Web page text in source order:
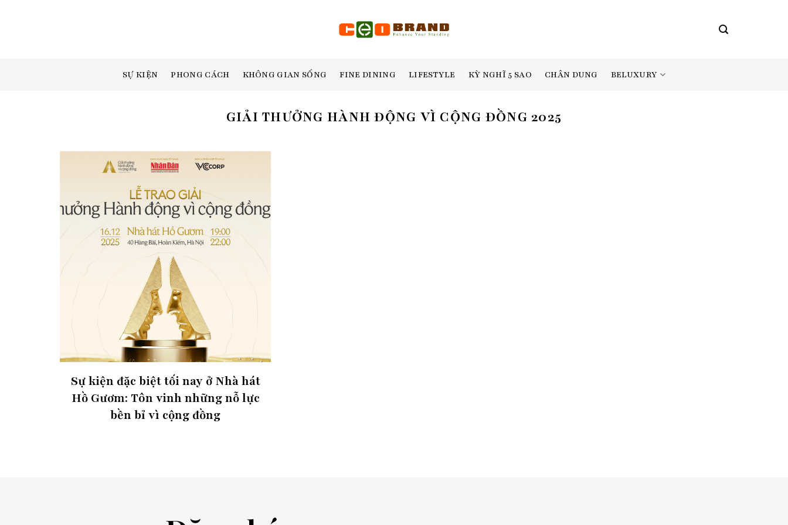
SỰ KIỆN PHONG CÁCH KHÔNG GIAN SỐNG FINE DINING LIFESTYLE KỲ NGHĨ 5 SAO CHÂN DUNG BELUXURY
GIẢI THƯỞNG HÀNH ĐỘNG VÌ CỘNG ĐỒNG 2025
Sự kiện đặc biệt tối nay ở Nhà hát
Hồ Gươm: Tôn vinh những nỗ lực
bền bỉ vì cộng đồng